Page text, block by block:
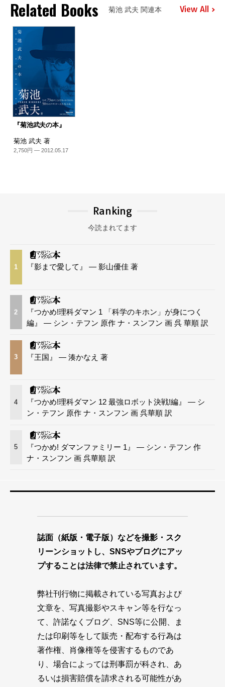
Related Books 菊池 武夫 関連本 View All
『菊池武夫の本』
菊池 武夫 著
2,750円 — 2012.05.17
Ranking
今読まれてます
1 『影まで愛して』 — 影山優佳 著
2
『つかめ!理科ダマン 1 「科学のキホン」が身につく
編』 — シン・テフン 原作 ナ・スンフン 画 呉 華順 訳
3 『王国』 — 湊かなえ 著
4
『つかめ!理科ダマン 12 最強ロボット決戦!編』 — シ
ン・テフン 原作 ナ・スンフン 画 呉華順 訳
5
『つかめ! ダマンファミリー 1』 — シン・テフン 作
ナ・スンフン 画 呉華順 訳
誌面（紙版・電子版）などを撮影・スク
リーンショットし、SNSやブログにアッ
プすることは法律で禁止されています。
弊社刊行物に掲載されている写真および
文章を、写真撮影やスキャン等を行なっ
て、許諾なくブログ、SNS等に公開、ま
たは印刷等をして販売・配布する行為は
著作権、肖像権等を侵害するものであ
り、場合によっては刑事罰が科され、あ
るいは損害賠償を請求される可能性があ